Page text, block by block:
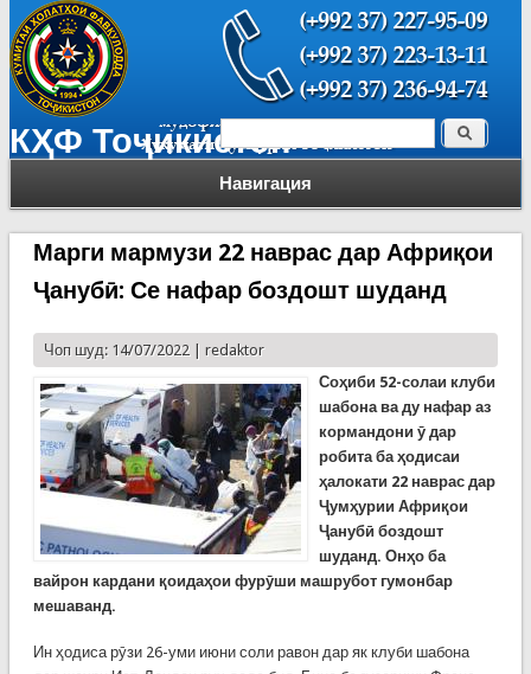
КҲФ Тоҷикистон
Навигация
Форма поиска Поиск
Марги мармузи 22 наврас дар Африқои
Ҷанубӣ: Се нафар боздошт шуданд
Чоп шуд: 14/07/2022 | redaktor
Соҳиби 52-солаи клуби
шабона ва ду нафар аз
кормандони ӯ дар
робита ба ҳодисаи
ҳалокати 22 наврас дар
Ҷумҳурии Африқои
Ҷанубӣ боздошт
шуданд. Онҳо ба
вайрон кардани қоидаҳои фурӯши машрубот гумонбар
мешаванд.
Ин ҳодиса рӯзи 26-уми июни соли равон дар як клуби шабона